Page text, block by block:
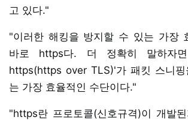
고 있다."
"이러한 해킹을 방지할 수 있는 가장
바로 https다. 더 정확히 말하자
https(https over TLS)'가 패킷 스니핑
는 가장 효율적인 수단이다."
"https란 프로토콜(신호규격)이 개발